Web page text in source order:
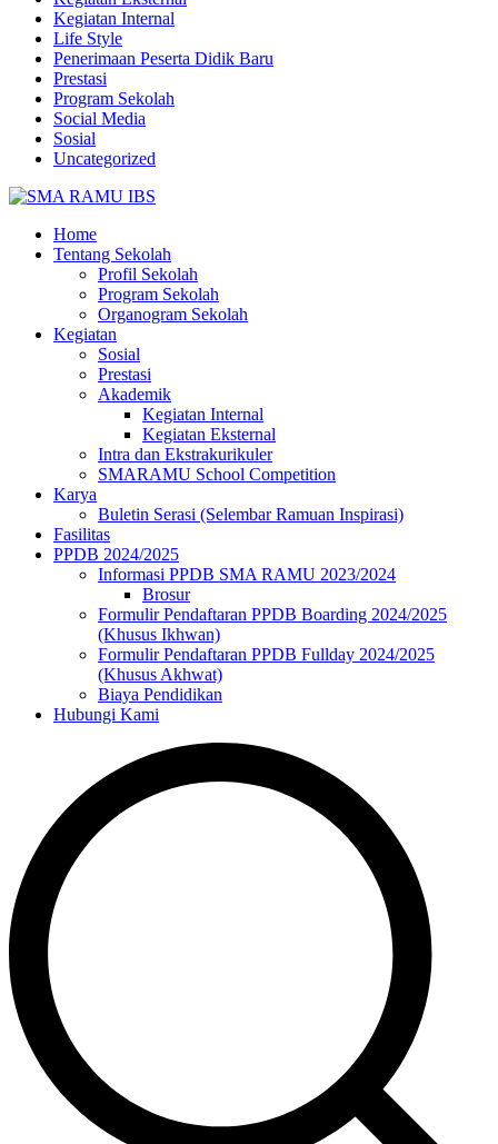
Kegiatan Internal
Life Style
Penerimaan Peserta Didik Baru
Prestasi
Program Sekolah
Social Media
Sosial
Uncategorized
Home
Tentang Sekolah
Profil Sekolah
Program Sekolah
Organogram Sekolah
Kegiatan
Sosial
Prestasi
Akademik
Kegiatan Internal
Kegiatan Eksternal
Intra dan Ekstrakurikuler
SMARAMU School Competition
Karya
Buletin Serasi (Selembar Ramuan Inspirasi)
Fasilitas
PPDB 2024/2025
Informasi PPDB SMA RAMU 2023/2024
Brosur
Formulir Pendaftaran PPDB Boarding 2024/2025
(Khusus Ikhwan)
Formulir Pendaftaran PPDB Fullday 2024/2025
(Khusus Akhwat)
Biaya Pendidikan
Hubungi Kami